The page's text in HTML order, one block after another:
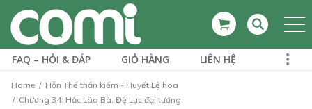
FAQ – HỎI & ĐÁP GIỎ HÀNG LIÊN HỆ
Home
Hỗn Thế thần kiếm - Huyết Lệ hoa
Chương 34: Hắc Lão Bà, Đệ Lục đại tướng.